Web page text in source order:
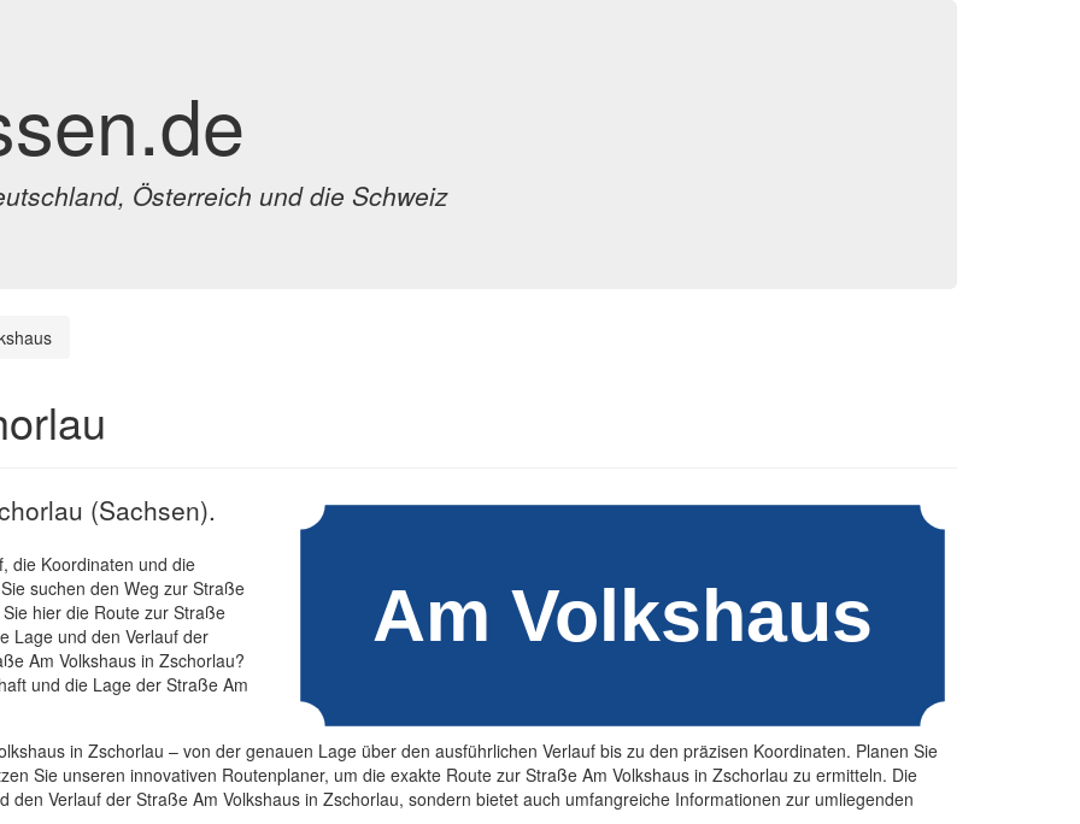
Österreich und die Schweiz
(Sachsen).
die Koordinaten und die
suchen den Weg zur Straße
hier die Route zur Straße
Lage und den Verlauf der
Am Volkshaus in Zschorlau?
und die Lage der Straße Am
in Zschorlau – von der genauen Lage über den ausführlichen Verlauf bis zu den präzisen Koordinaten. Planen Sie
Sie unseren innovativen Routenplaner, um die exakte Route zur Straße Am Volkshaus in Zschorlau zu ermitteln. Die
Verlauf der Straße Am Volkshaus in Zschorlau, sondern bietet auch umfangreiche Informationen zur umliegenden